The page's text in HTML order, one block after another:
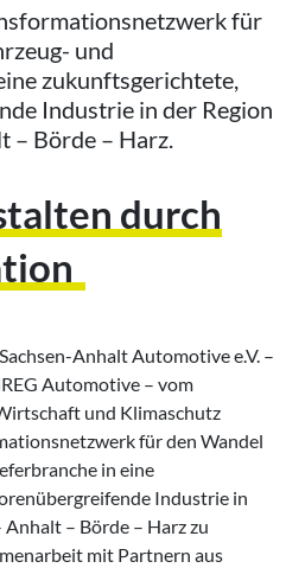
für
und
zukunftsgerichtete,
Industrie in der Region
– Börde – Harz.
durch
Anhalt Automotive e.V. –
Automotive – vom
und Klimaschutz
für den Wandel
in eine
Industrie in
– Börde – Harz zu
mit Partnern aus